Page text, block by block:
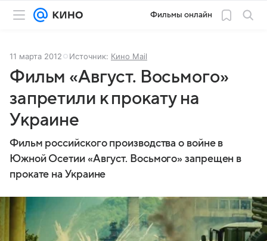
Фильмы онлайн
11 марта 2012 Источник: Кино Mail
Фильм «Август. Восьмого»
запретили к прокату на
Украине
Фильм российского производства о войне в
Южной Осетии «Август. Восьмого» запрещен в
прокате на Украине